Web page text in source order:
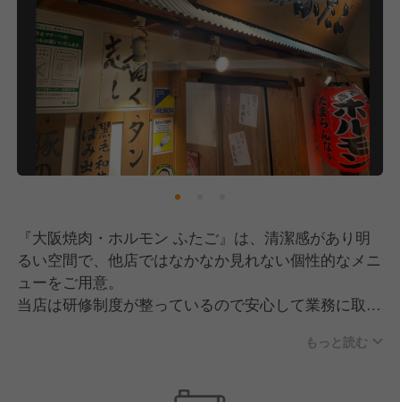
『大阪焼肉・ホルモン ふたご』は、清潔感があり明
るい空間で、他店ではなかなか見れない個性的なメニ
ューをご用意。
当店は研修制度が整っているので安心して業務に取り
店長以上のSVや育成担当、事業開発など、多様なキ
もっと読む